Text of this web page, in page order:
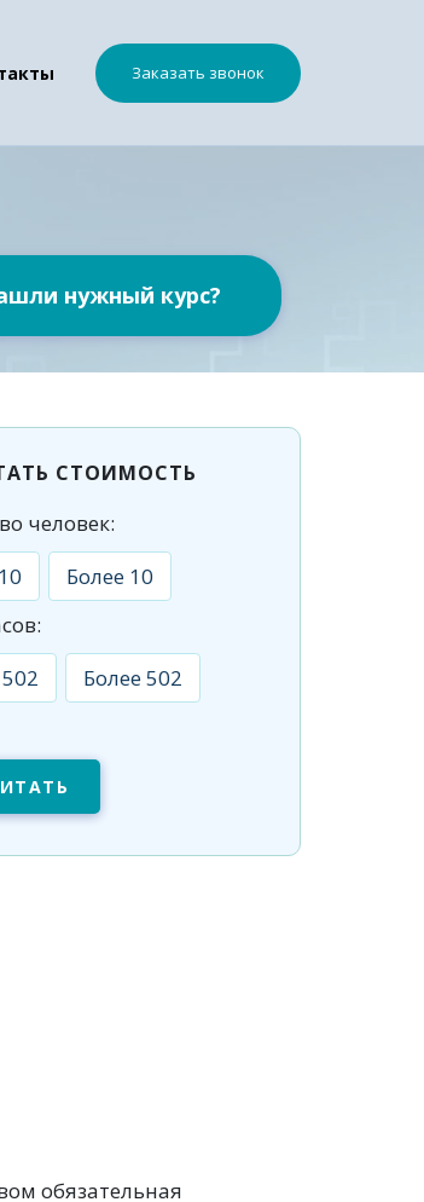
Заказать звонок
нужный курс?
СТОИМОСТЬ
человек:
Более 10
502 Более 502
обязательная